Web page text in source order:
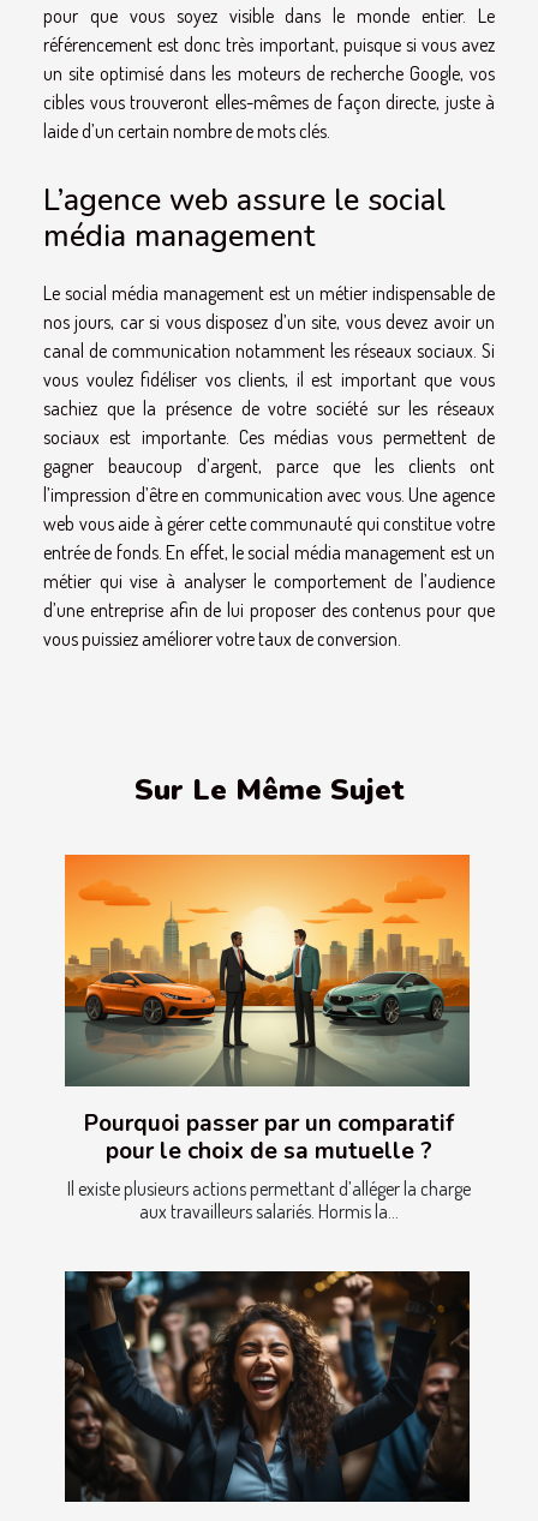
pour que vous soyez visible dans le monde entier. Le
référencement est donc très important, puisque si vous avez
un site optimisé dans les moteurs de recherche Google, vos
cibles vous trouveront elles-mêmes de façon directe, juste à
laide d’un certain nombre de mots clés.
L’agence web assure le social
média management
Le social média management est un métier indispensable de
nos jours, car si vous disposez d’un site, vous devez avoir un
canal de communication notamment les réseaux sociaux. Si
vous voulez fidéliser vos clients, il est important que vous
sachiez que la présence de votre société sur les réseaux
sociaux est importante. Ces médias vous permettent de
gagner beaucoup d’argent, parce que les clients ont
l’impression d’être en communication avec vous. Une agence
web vous aide à gérer cette communauté qui constitue votre
entrée de fonds. En effet, le social média management est un
métier qui vise à analyser le comportement de l’audience
d’une entreprise afin de lui proposer des contenus pour que
vous puissiez améliorer votre taux de conversion.
Sur Le Même Sujet
Pourquoi passer par un comparatif
pour le choix de sa mutuelle ?
Il existe plusieurs actions permettant d’alléger la charge
aux travailleurs salariés. Hormis la...